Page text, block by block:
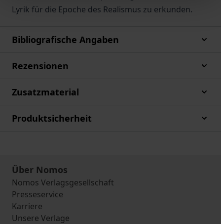
Lyrik für die Epoche des Realismus zu erkunden.
Bibliografische Angaben
Rezensionen
Zusatzmaterial
Produktsicherheit
Über Nomos
Nomos Verlagsgesellschaft
Presseservice
Karriere
Unsere Verlage